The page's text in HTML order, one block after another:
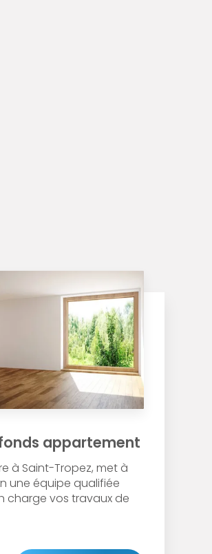
appartement
à Saint-Tropez, met à
une équipe qualifiée
charge vos travaux de